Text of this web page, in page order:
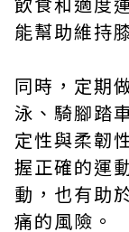
能幫助維持
同時，定期
泳、騎腳踏
定性與柔韌
握正確的運
動，也有助
痛的風險。